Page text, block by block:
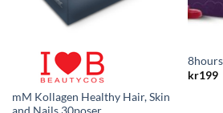
mM Kollagen Healthy Hair, Skin
kr199